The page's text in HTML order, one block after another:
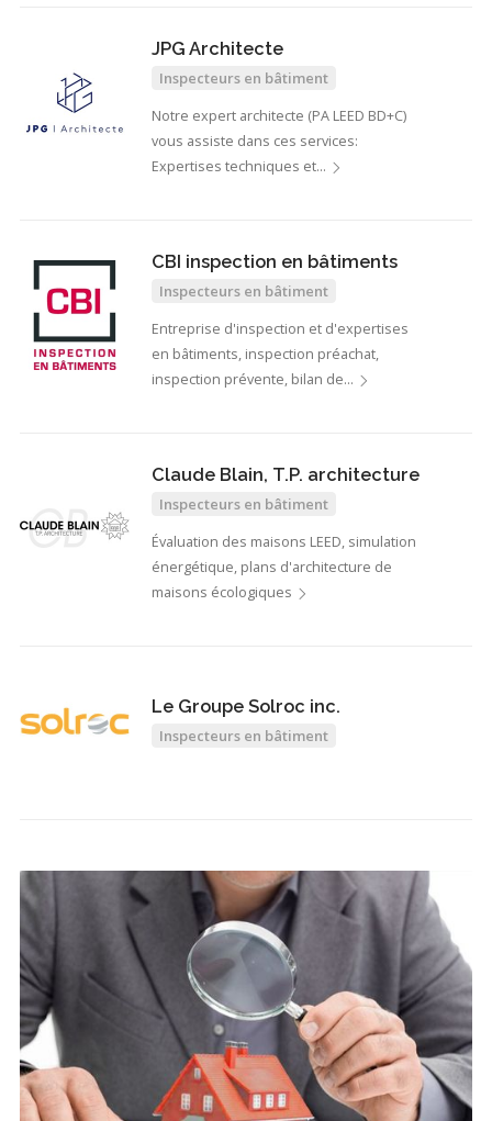
JPG Architecte
Inspecteurs en bâtiment
Notre expert architecte (PA LEED BD+C)
vous assiste dans ces services:
Expertises techniques et…
CBI inspection en bâtiments
Inspecteurs en bâtiment
Entreprise d'inspection et d'expertises
en bâtiments, inspection préachat,
inspection prévente, bilan de…
Claude Blain, T.P. architecture
Inspecteurs en bâtiment
Évaluation des maisons LEED, simulation
énergétique, plans d'architecture de
maisons écologiques
Le Groupe Solroc inc.
Inspecteurs en bâtiment